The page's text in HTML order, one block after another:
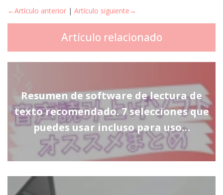
←Artículo anterior | Artículo siguiente→
Artículo relacionado
Resumen de software de lectura de
texto recomendado. 7 selecciones que
puedes usar incluso para uso…